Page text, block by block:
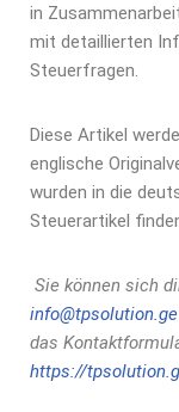
in
mit detaillierten
Steuerfragen.
Diese Artikel
englische
wurden in die
Steuerartikel
Sie können sich
info@tpsolution.ge
das
https://